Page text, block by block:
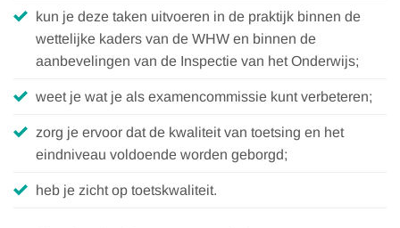
kun je deze taken uitvoeren in de praktijk binnen de
wettelijke kaders van de WHW en binnen de
aanbevelingen van de Inspectie van het Onderwijs;
weet je wat je als examencommissie kunt verbeteren;
zorg je ervoor dat de kwaliteit van toetsing en het
eindniveau voldoende worden geborgd;
heb je zicht op toetskwaliteit.